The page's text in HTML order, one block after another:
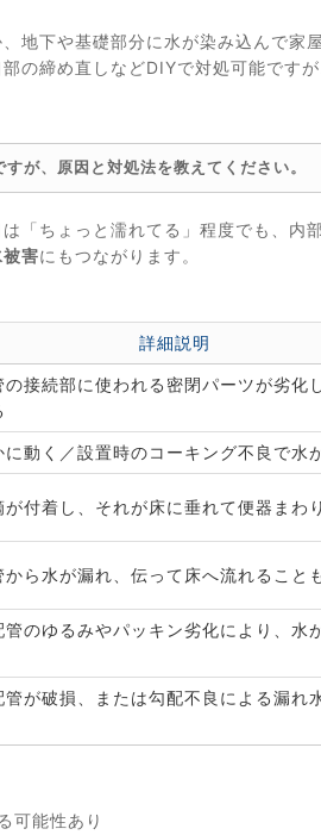
地下や基礎部分に水が染み込んで家
の締め直しなどDIYで対処可能です
が、原因と対処法を教えてください。
「ちょっと濡れてる」程度でも、内
害にもつながります。
詳細説明
接続部に使われる密閉パーツが劣化
動く／設置時のコーキング不良で水
が付着し、それが床に垂れて便器まわ
ら水が漏れ、伝って床へ流れること
のゆるみやパッキン劣化により、水
管が破損、または勾配不良による漏れ
可能性あり